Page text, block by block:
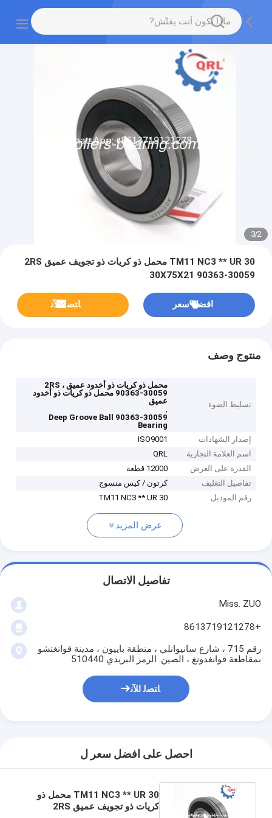
2
/
3
30 TM11 NC3 ** UR محمل ذو كريات ذو تجويف عميق 2RS
30X75X21 90363-30059
افضل سعر ﺎﺘﺼﻟ ﺍﻶﻧ
منتوج وصف
تسليط الضوء
محمل ذو كريات ذو أخدود عميق 2RS ،
90363-30059 محمل ذو كريات ذو أخدود
عميق
,
90363-30059 Deep Groove Ball
Bearing
إصدار الشهادات
ISO9001
اسم العلامة التجارية
QRL
القدرة على العرض
12000 قطعة
تفاصيل التغليف
كرتون / كيس منسوج
رقم الموديل
30 TM11 NC3 ** UR
عرض المزيد
تفاصيل الاتصال
Miss. ZUO
+8613719121278
رقم 715 ، شارع سانيوانلي ، منطقة باييون ، مدينة قوانغتشو
بمقاطعة قوانغدونغ ، الصين. الرمز البريدي 510440
ﺎﺘﺼﻟ ﺍﻶﻧ
احصل على افضل سعر ل
30 TM11 NC3 ** UR محمل ذو
كريات ذو تجويف عميق 2RS